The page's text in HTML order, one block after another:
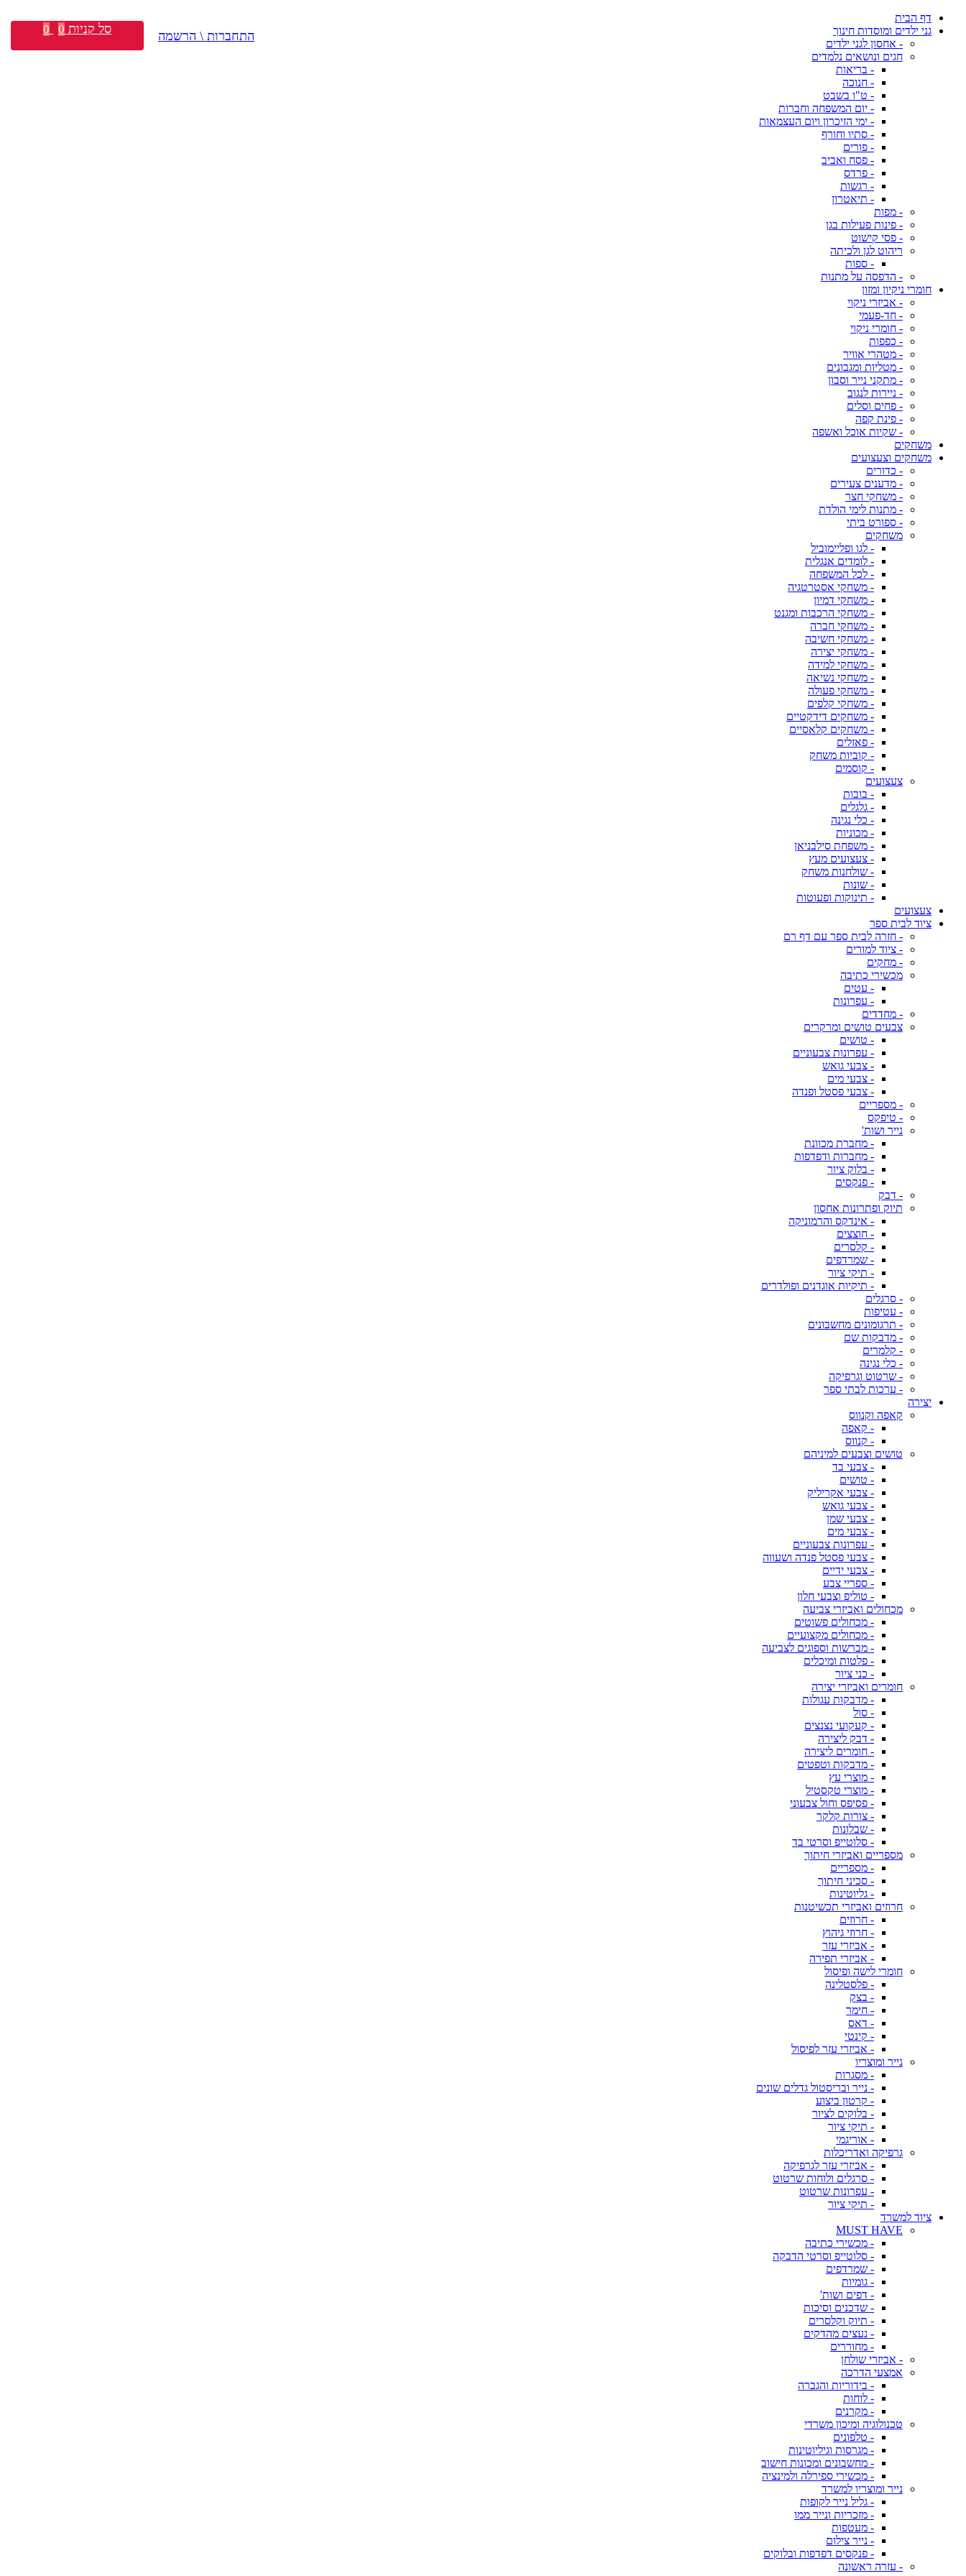
דף הבית
גני ילדים ומוסדות חינוך
- אחסון לגני ילדים
חגים ונושאים נלמדים
- בריאות
- חנוכה
- ט"ו בשבט
- יום המשפחה וחברות
- ימי הזיכרון ויום העצמאות
- סתיו וחורף
- פורים
- פסח ואביב
- פרדס
- רגשות
- תיאטרון
- מפות
- פינות פעילות בגן
- פסי קישוט
ריהוט לגן ולכיתה
- ספות
- הדפסה על מתנות
חומרי ניקיון ומזון
- אביזרי ניקוי
- חד-פעמי
- חומרי ניקוי
- כפפות
- מטהרי אוויר
- מטליות ומגבונים
- מתקני נייר וסבון
- ניירות לנגוב
- פחים וסלים
- פינת קפה
- שקיות אוכל ואשפה
משחקים
משחקים וצעצועים
- כדורים
- מדענים צעירים
- משחקי חצר
- מתנות לימי הולדת
- ספורט ביתי
משחקים
- לגו ופליימוביל
- לומדים אנגלית
- לכל המשפחה
- משחקי אסטרטגיה
- משחקי דמיון
- משחקי הרכבות ומגנט
- משחקי חברה
- משחקי חשיבה
- משחקי יצירה
- משחקי למידה
- משחקי נשיאה
- משחקי פעולה
- משחקי קלפים
- משחקים דידקטיים
- משחקים קלאסיים
- פאזלים
- קוביות משחק
- קוסמים
צעצועים
- בובות
- גלגלים
- כלי נגינה
- מכוניות
- משפחת סילבניאן
- צעצועים מעץ
- שולחנות משחק
- שונות
- תינוקות ופעוטות
צעצועים
ציוד לבית ספר
- חזרה לבית ספר עם דף רם
- ציוד למורים
- מחקים
מכשירי כתיבה
- עטים
- עפרונות
- מחדדים
צבעים טושים ומרקרים
- טושים
- עפרונות צבעוניים
- צבעי גואש
- צבעי מים
- צבעי פסטל ופנדה
- מספריים
- טיפקס
נייר ושות'
- מחברת מכוונת
- מחברות ודפדפות
- בלוק ציור
- פנקסים
- דבק
תיוק ופתרונות אחסון
- אינדקס והרמוניקה
- חוצצים
- קלסרים
- שמרדפים
- תיקי ציור
- תיקיות אוגדנים ופולדרים
- סרגלים
- עטיפות
- תרגומונים מחשבונים
- מדבקות שם
- קלמרים
- כלי נגינה
- שרטוט וגרפיקה
- ערכות לבתי ספר
יצירה
קאפה וקנווס
- קאפה
- קנווס
טושים וצבעים למיניהם
- צבעי בד
- טושים
- צבעי אקריליק
- צבעי גואש
- צבעי שמן
- צבעי מים
- עפרונות צבעוניים
- צבעי פסטל פנדה ושעווה
- צבעי ידיים
- ספריי צבע
- טוליפ וצבעי חלון
מכחולים ואביזרי צביעה
- מכחולים פשוטים
- מכחולים מקצועיים
- מברשות וספוגים לצביעה
- פלטות ומיכלים
- כני ציור
חומרים ואביזרי יצירה
- מדבקות עגולות
- סול
- קעקועי נצנצים
- דבק ליצירה
- חומרים ליצירה
- מדבקות וטפטים
- מוצרי עץ
- מוצרי טקסטיל
- פסיפס וחול צבעוני
- צורות קלקר
- שבלונות
- סלוטייפ וסרטי בד
מספריים ואביזרי חיתוך
- מספריים
- סכיני חיתוך
- גליוטינות
חרוזים ואביזרי תכשיטנות
- חרוזים
- חרוזי גיהוץ
- אביזרי עזר
- אביזרי תפירה
חומרי לישה ופיסול
- פלסטלינה
- בצק
- חימר
- דאס
- קינטי
- אביזרי עזר לפיסול
נייר ומוצריו
- מסגרות
- נייר ובריסטול גדלים שונים
- קרטון ביצוע
- בלוקים לציור
- תיקי ציור
- אוריגמי
גרפיקה ואדריכלות
- אביזרי עזר לגרפיקה
- סרגלים ולוחות שרטוט
- עפרונות שרטוט
- תיקי ציור
ציוד למשרד
MUST HAVE
- מכשירי כתיבה
- סלוטייפ וסרטי הדבקה
- שמרדפים
- גומיות
- דפים ושות'
- שדכנים וסיכות
- תיוק וקלסרים
- נעצים מהדקים
- מחוררים
- אביזרי שולחן
אמצעי הדרכה
- בידוריות והגברה
- לוחות
- מקרנים
טכנולוגיה ומיכון משרדי
- טלפונים
- מגרסות וגיליוטינות
- מחשבונים ומכונות חישוב
- מכשירי ספירלה ולמינציה
נייר ומוצריו למשרד
- גליל נייר לקופות
- מזכריות ונייר ממו
- מעטפות
- נייר צילום
- פנקסים דפדפות ובלוקים
- עזרה ראשונה
התחברות \ הרשמה סל קניות 0
0